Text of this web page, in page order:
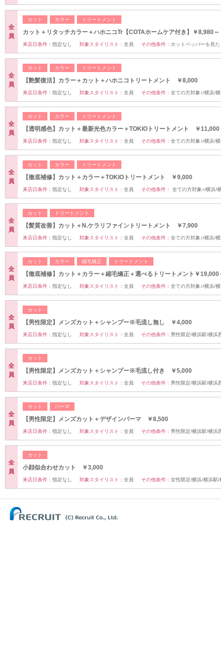
全
員
カット カラー トリートメント
カット＋リタッチカラー＋ハホニコTr【COTAホームケア付き】￥8,980～
来店日条件： 指定なし 対象スタイリスト： 全員 その他条件： ホットペッパーを見
全
員
カット カラー トリートメント
【艶髪復活】カラー＋カット＋ハホニコトリートメント ￥8,000
来店日条件： 指定なし 対象スタイリスト： 全員 その他条件： 全ての方対象♪/横浜/
全
員
カット カラー トリートメント
【透明感色】カット＋最新光色カラー＋TOKIOトリートメント ￥11,000
来店日条件： 指定なし 対象スタイリスト： 全員 その他条件： 全ての方対象♪/横浜/
全
員
カット カラー トリートメント
【徹底補修】カット＋カラー＋TOKIOトリートメント ￥9,000
来店日条件： 指定なし 対象スタイリスト： 全員 その他条件： 全ての方対象♪/横浜/
全
員
カット トリートメント
【髪質改善】カット＋N.ケラリファイントリートメント ￥7,900
来店日条件： 指定なし 対象スタイリスト： 全員 その他条件： 全ての方対象♪/横浜/
全
員
カット カラー 縮毛矯正 トリートメント
【徹底補修】カット＋カラー＋縮毛矯正＋選べるトリートメント￥19,000
来店日条件： 指定なし 対象スタイリスト： 全員 その他条件： 全ての方対象♪/横浜/
全
員
カット
【男性限定】メンズカット＋シャンプー※毛流し無し ￥4,000
来店日条件： 指定なし 対象スタイリスト： 全員 その他条件： 男性限定/横浜駅/横浜
全
員
カット
【男性限定】メンズカット＋シャンプー※毛流し付き ￥5,000
来店日条件： 指定なし 対象スタイリスト： 全員 その他条件： 男性限定/横浜駅/横浜
全
員
カット パーマ
【男性限定】メンズカット＋デザインパーマ ￥8,500
来店日条件： 指定なし 対象スタイリスト： 全員 その他条件： 男性限定/横浜駅/横浜
全
員
カット
小顔似合わせカット ￥3,000
来店日条件： 指定なし 対象スタイリスト： 全員 その他条件： 女性限定/横浜/横浜駅